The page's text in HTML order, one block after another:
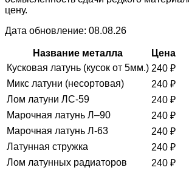
цену.
Дата обновление: 08.08.26
Название металла
Цена
Кусковая латунь (кусок от 5мм.) 240 ₽
Микс латуни (несортовая)
240 ₽
Лом латуни ЛС-59
240 ₽
Марочная латунь Л–90
240 ₽
Марочная латунь Л-63
240 ₽
Латунная стружка
240 ₽
Лом латунных радиаторов
240 ₽